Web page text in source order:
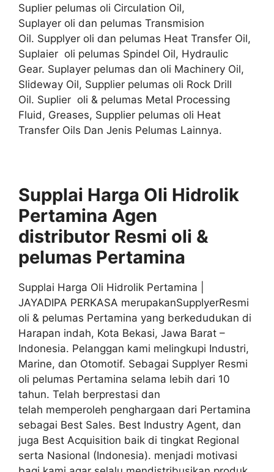
Suplier pelumas oli Circulation Oil,
Suplayer oli dan pelumas Transmision
Oil. Supplyer oli dan pelumas Heat Transfer Oil,
Suplaier oli pelumas Spindel Oil, Hydraulic
Gear. Suplayer pelumas dan oli Machinery Oil,
Slideway Oil, Supplier pelumas oli Rock Drill
Oil. Suplier oli & pelumas Metal Processing
Fluid, Greases, Supplier pelumas oli Heat
Transfer Oils Dan Jenis Pelumas Lainnya.
Supplai Harga Oli Hidrolik
Pertamina Agen
distributor Resmi oli &
pelumas Pertamina
Supplai Harga Oli Hidrolik Pertamina |
JAYADIPA PERKASA merupakanSupplyerResmi
oli & pelumas Pertamina yang berkedudukan di
Harapan indah, Kota Bekasi, Jawa Barat –
Indonesia. Pelanggan kami melingkupi Industri,
Marine, dan Otomotif. Sebagai Supplyer Resmi
oli pelumas Pertamina selama lebih dari 10
tahun. Telah berprestasi dan
telah memperoleh penghargaan dari Pertamina
sebagai Best Sales. Best Industry Agent, dan
juga Best Acquisition baik di tingkat Regional
serta Nasional (Indonesia). menjadi motivasi